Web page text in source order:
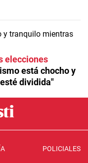
elecciones
está chocho y
dividida"
POLICIALES